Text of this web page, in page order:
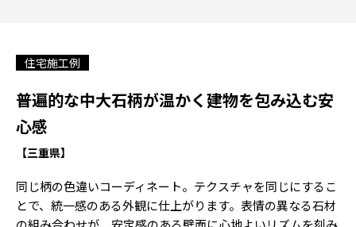
住宅施工例
普遍的な中大石柄が温かく建物を包み込む安
心感
【三重県】
同じ柄の色違いコーディネート。テクスチャを同じにするこ
とで、統一感のある外観に仕上がります。表情の異なる石材